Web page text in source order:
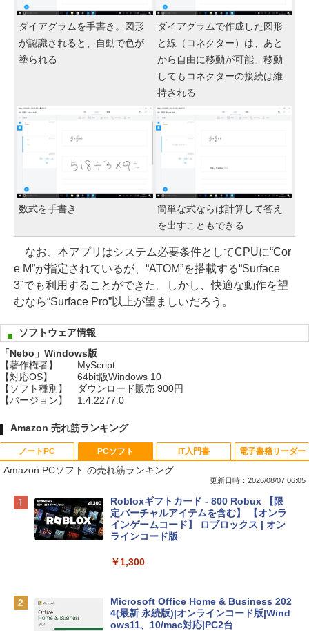
ダイアグラムを手書き。図形
が認識されると、自動で色が
塗られる
ダイアグラムで作成した図形
と線（コネクター）は、あと
から自由に移動が可能。移動
してもコネクターの接続は維
持される
数式を手書き
簡単な式ならば計算して答え
を出すこともできる
なお、本アプリはシステム必要条件としてCPUに“Cor
e M”が指定されているが、“ATOM”を搭載する“Surface
3”でも利用することができた。しかし、快適な動作を望
むなら“Surface Pro”以上が望ましいだろう。
ソフトウェア情報
「Nebo」Windows版
【著作権者】
MyScript
【対応OS】
64bit版Windows 10
【ソフト種別】
ダウンロード販売 900円
【バージョン】
1.4.2277.0
Amazon 売れ筋ランキング
ノートPC
Apple 2026 MacBook Neo A18 Proチッ
プ搭載13インチノートブック：AIとAppl
e Intelligence、Liquid Retinaディスプ
レイ、8GBメモリ、512GB SSD、1080p
ィゴ + 3年延長 AppleCare+ for 13インチ
￥162,598
PCソフト
Amazon PCソフト の売れ筋ランキング
更新日時：2026/08/07 06:05
Robloxギフトカード - 800 Robux 【限
定バーチャルアイテムを含む】 【オンラ
インゲームコード】 ロブロックス | オン
ラインコード版
￥1,300
Microsoft Office Home & Business 202
4(最新 永続版)|オンラインコード版|Wind
ows11、10/mac対応|PC2台
IT入門書 電子書籍リーダー